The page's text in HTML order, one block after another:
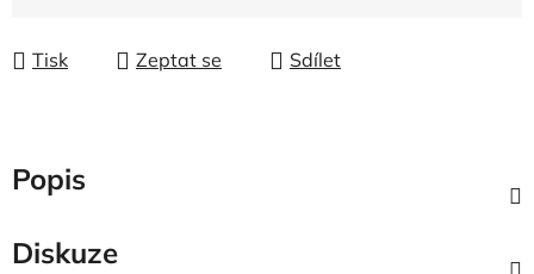
Tisk Zeptat se Sdílet
Popis
Diskuze